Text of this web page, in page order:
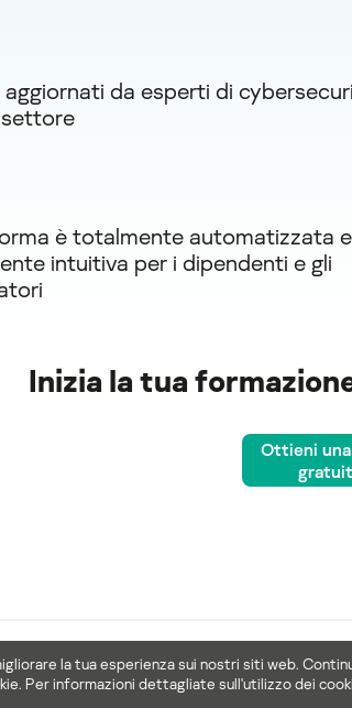
da esperti di
è totalmente automatizzata
intuitiva per i dipendenti e gli
Inizia la tua
Ottieni
la tua esperienza sui nostri siti web.
Per informazioni dettagliate sull'utilizzo dei